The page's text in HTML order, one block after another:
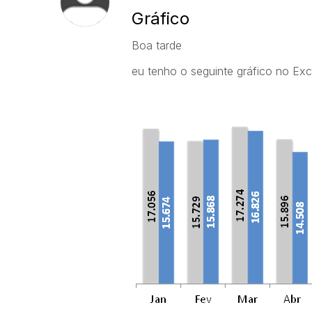
Gráfico
Boa tarde
eu tenho o seguinte gráfico no